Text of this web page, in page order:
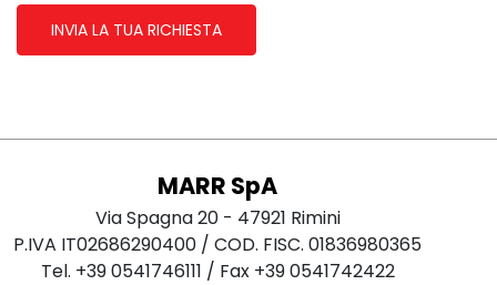
MARR SpA
Via Spagna 20 - 47921 Rimini
P.IVA IT02686290400 / COD. FISC. 01836980365
Tel. +39 0541746111 / Fax +39 0541742422